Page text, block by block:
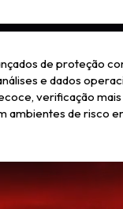
de proteção
e dados
verificação mais
ambientes de risco